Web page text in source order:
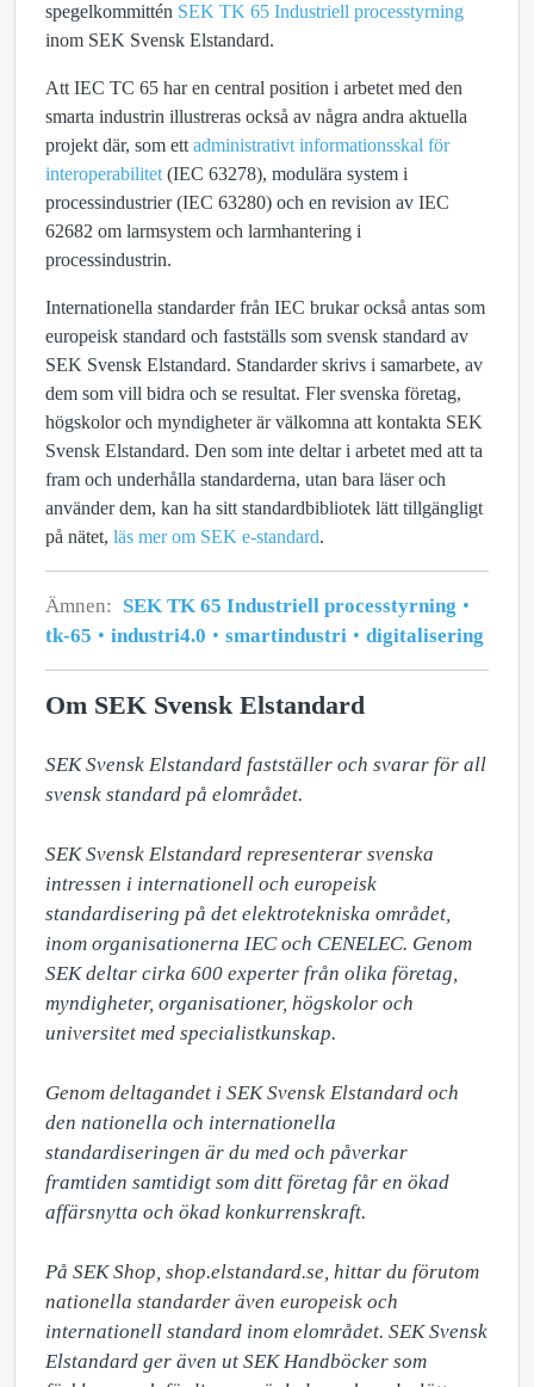
spegelkommittén SEK TK 65 Industriell processtyrning
inom SEK Svensk Elstandard.
Att IEC TC 65 har en central position i arbetet med den
smarta industrin illustreras också av några andra aktuella
projekt där, som ett administrativt informationsskal för
interoperabilitet (IEC 63278), modulära system i
processindustrier (IEC 63280) och en revision av IEC
62682 om larmsystem och larmhantering i
processindustrin.
Internationella standarder från IEC brukar också antas som
europeisk standard och fastställs som svensk standard av
SEK Svensk Elstandard. Standarder skrivs i samarbete, av
dem som vill bidra och se resultat. Fler svenska företag,
högskolor och myndigheter är välkomna att kontakta SEK
Svensk Elstandard. Den som inte deltar i arbetet med att ta
fram och underhålla standarderna, utan bara läser och
använder dem, kan ha sitt standardbibliotek lätt tillgängligt
på nätet, läs mer om SEK e-standard.
Ämnen: SEK TK 65 Industriell processtyrning
tk-65
industri4.0 smartindustri digitalisering
Om SEK Svensk Elstandard
SEK Svensk Elstandard fastställer och svarar för all
svensk standard på elområdet.
SEK Svensk Elstandard representerar svenska
intressen i internationell och europeisk
standardisering på det elektrotekniska området,
inom organisationerna IEC och CENELEC. Genom
SEK deltar cirka 600 experter från olika företag,
myndigheter, organisationer, högskolor och
universitet med specialistkunskap.
Genom deltagandet i SEK Svensk Elstandard och
den nationella och internationella
standardiseringen är du med och påverkar
framtiden samtidigt som ditt företag får en ökad
affärsnytta och ökad konkurrenskraft.
På SEK Shop, shop.elstandard.se, hittar du förutom
nationella standarder även europeisk och
internationell standard inom elområdet. SEK Svensk
Elstandard ger även ut SEK Handböcker som